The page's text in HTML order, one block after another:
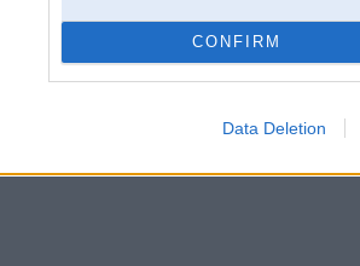
CONFIRM
Data Deletion